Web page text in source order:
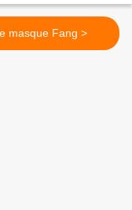
Le masque Fang >